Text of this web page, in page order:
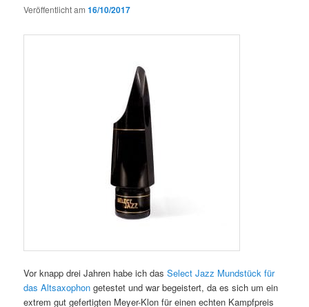
Veröffentlicht am16/10/2017
Vor knapp drei Jahren habe ich dasSelect Jazz Mundstück für
das Altsaxophon getestet und war begeistert, da es sich um ein
extrem gut gefertigten Meyer-Klon für einen echten Kampfpreis